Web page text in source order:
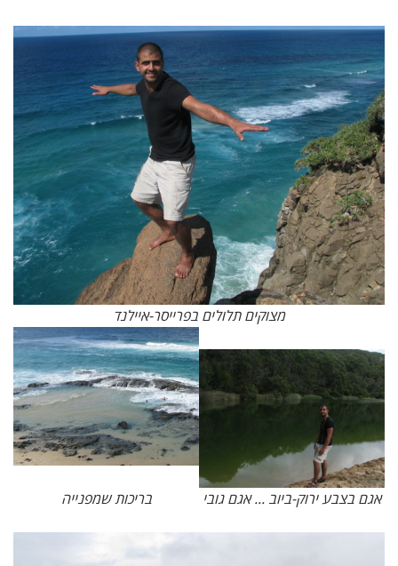
מצוקים תלולים בפרייסר-איילנד
אגם בצבע ירוק-ביוב ... אגם גובי בריכות שמפנייה